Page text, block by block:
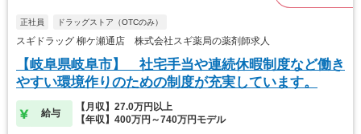
正社員 ドラッグストア（OTCのみ）
スギドラッグ 柳ケ瀬通店 株式会社スギ薬局の薬剤師求人
【岐阜県岐阜市】 社宅手当や連続休暇制度など働き
やすい環境作りのための制度が充実しています。
給与
【月収】27.0万円以上
【年収】400万円～740万円モデル